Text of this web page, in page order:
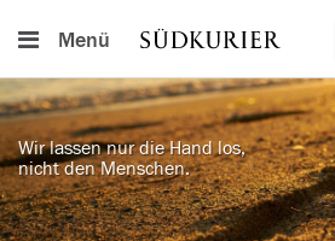
Menü
Wir lassen nur die Hand los,
nicht den Menschen.